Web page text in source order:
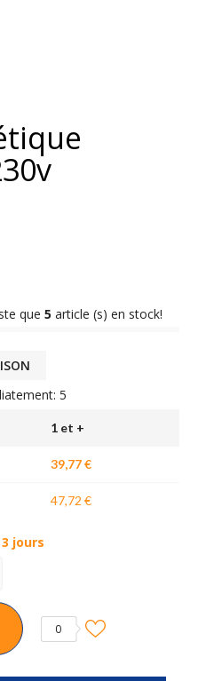
que 5 article (s) en stock!
5
1 et +
39,77 €
47,72 €
jours
0